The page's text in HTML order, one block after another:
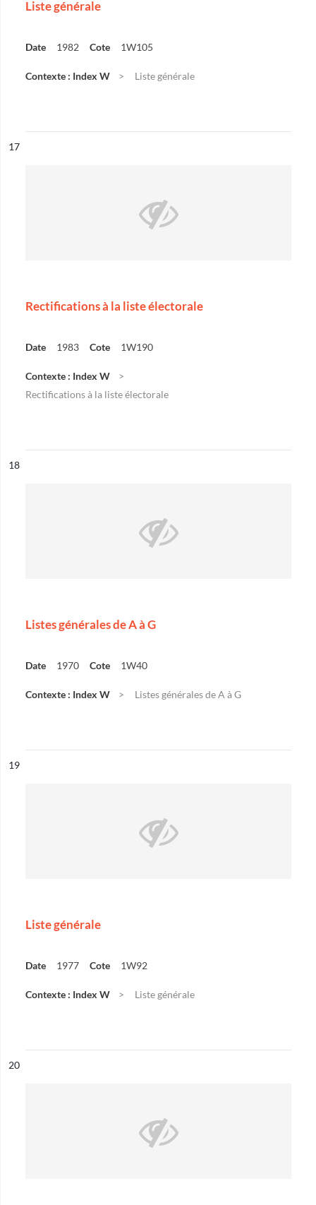
Liste générale
Date 1982 Cote 1W105
Contexte : Index W Liste générale
n°
17
Rectifications à la liste électorale
Date 1983 Cote 1W190
Contexte : Index W
Rectifications à la liste électorale
n°
18
Listes générales de A à G
Date 1970 Cote 1W40
Contexte : Index W Listes générales de A à G
n°
19
Liste générale
Date 1977 Cote 1W92
Contexte : Index W Liste générale
n°
20